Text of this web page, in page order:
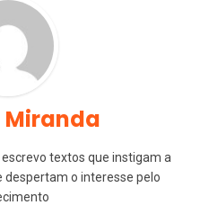
textos que instigam a
o interesse pelo